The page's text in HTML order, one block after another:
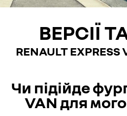
ВЕРСІЇ
RENAULT EXPRESS
Чи підійде
VAN для